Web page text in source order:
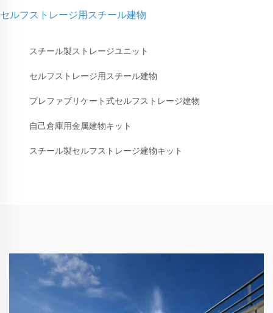
セルフストレージ用スチール建物
スチール製ストレージユニット
セルフストレージ用スチール建物
プレファブリケート式セルフストレージ建物
自己倉庫用金属建物キット
スチール製セルフストレージ建物キット